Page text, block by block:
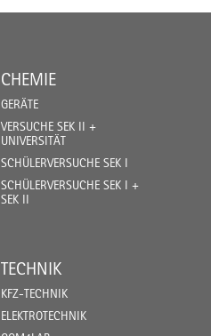
CHEMIE
GERÄTE
VERSUCHE SEK II +
UNIVERSITÄT
SCHÜLERVERSUCHE SEK I
SCHÜLERVERSUCHE SEK I +
SEK II
TECHNIK
KFZ-TECHNIK
ELEKTROTECHNIK